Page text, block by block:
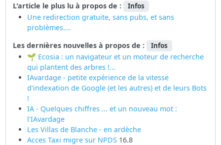
L'article le plus lu à propos de : Infos
Une redirection gratuite, sans pubs, et sans
problèmes....
Les dernières nouvelles à propos de :
Infos
🌱 Ecosia : un navigateur et un moteur de recherche
qui plantent des arbres !...
IAvardage - petite expérience de la vitesse
d'indexation de Google (et les autres) et de leurs Bots
!
IA - Quelques chiffres ... et un nouveau mot :
l'IAvardage
Les Villas de Blanche - en ardèche
Acces Taxi migre sur NPDS16.8